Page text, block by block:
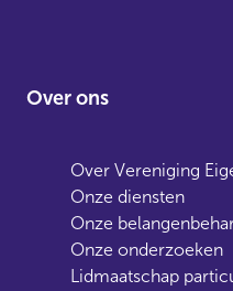
Over ons
Over Vereniging
Onze diensten
Onze
Onze onderzoeken
Lidmaatschap